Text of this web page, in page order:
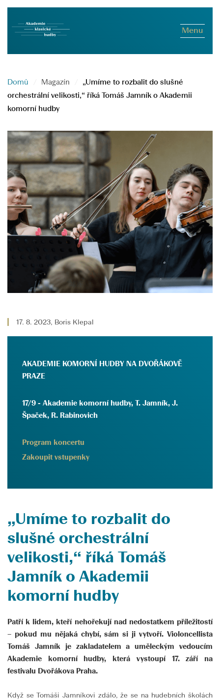
Menu
Domů Magazín
„Umíme to rozbalit do slušné
orchestrální velikosti,“ říká Tomáš Jamník o Akademii
komorní hudby
17. 8. 2023, Boris Klepal
AKADEMIE KOMORNÍ HUDBY NA DVOŘÁKOVĚ
PRAZE
17/9 - Akademie komorní hudby, T. Jamník, J.
Špaček, R. Rabinovich
Program koncertu
Zakoupit vstupenky
„Umíme to rozbalit do
slušné orchestrální
velikosti,“ říká Tomáš
Jamník o Akademii
komorní hudby
Patří k lidem, kteří nehořekují nad nedostatkem příležitostí
– pokud mu nějaká chybí, sám si ji vytvoří. Violoncellista
Tomáš Jamník je zakladatelem a uměleckým vedoucím
Akademie komorní hudby, která vystoupí 17. září na
festivalu Dvořákova Praha.
Když se Tomáši Jamníkovi zdálo, že se na hudebních školách